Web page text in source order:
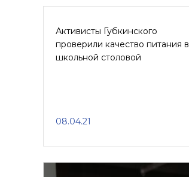
Активисты Губкинского
проверили качество питания в
школьной столовой
08.04.21